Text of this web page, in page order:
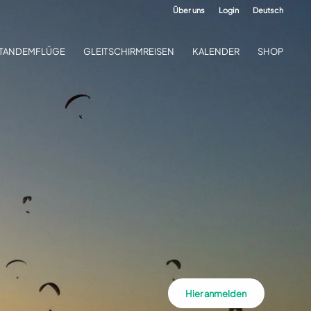
Hier anmelden
Über uns Login Deutsch
GLEITSCHIRMREISEN KALENDER SHOP